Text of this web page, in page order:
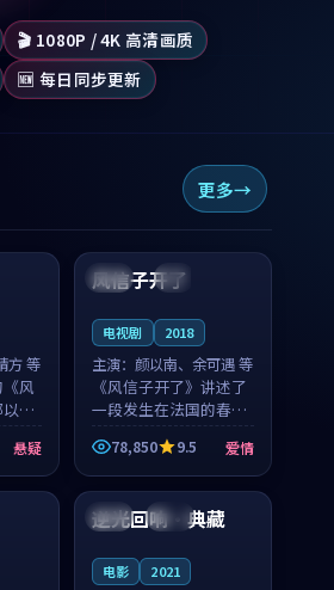
🎬 1080P / 4K 高清画质
🆕 每日同步更新
更多
99:07
方 等
风
时
作
贡
注的
感
悬疑
法国 4K
99:21
风信子开了
电视剧 2018
主演： 颜以南、余可遇 等
《风信子开了》讲述了
一段发生在法国的春日
漫步故事。颜以南饰演
的主角与余可遇的角色
因一场意外卷入更深的
纠葛，爱情元素贯穿始
终，节奏稳健而富有张
78,850 9.5 爱情
日本 院线
逆光回响·典藏
电影 2021